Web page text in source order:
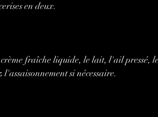
en deux.
fraîche liquide, le lait, l'ail pressé,
si nécessaire.